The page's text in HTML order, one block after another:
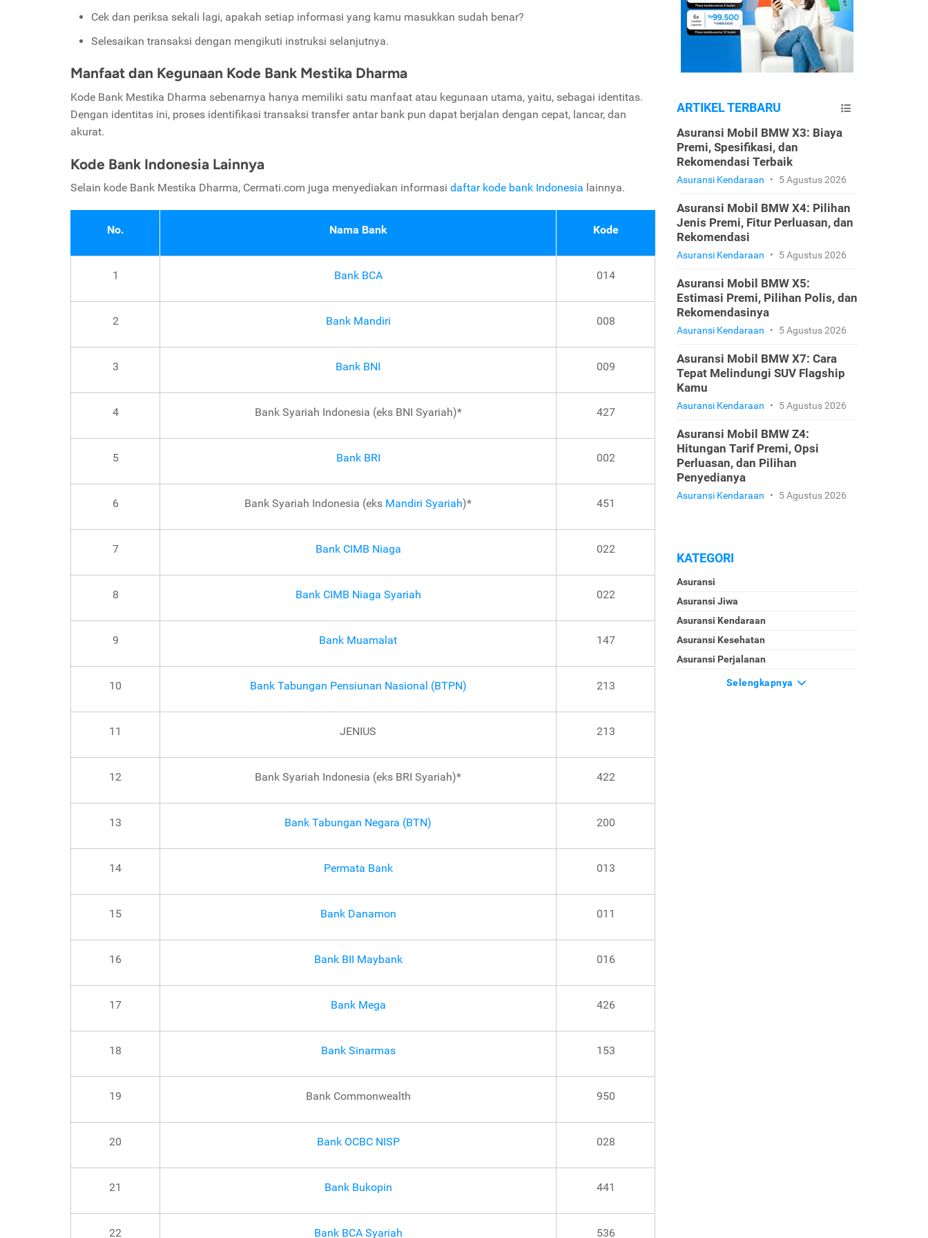
Cek dan periksa sekali lagi, apakah setiap informasi yang kamu masukkan sudah benar?
Selesaikan transaksi dengan mengikuti instruksi selanjutnya.
Manfaat dan Kegunaan Kode Bank Mestika Dharma
Kode Bank Mestika Dharma sebenarnya hanya memiliki satu manfaat atau kegunaan utama, yaitu, sebagai identitas.
Dengan identitas ini, proses identifikasi transaksi transfer antar bank pun dapat berjalan dengan cepat, lancar, dan
akurat.
Kode Bank Indonesia Lainnya
Selain kode Bank Mestika Dharma, Cermati.com juga menyediakan informasi daftar kode bank Indonesia lainnya.
No. Nama Bank Kode
1 Bank BCA 014
2 Bank Mandiri 008
3 Bank BNI 009
4 Bank Syariah Indonesia (eks BNI Syariah)* 427
5 Bank BRI 002
6 Bank Syariah Indonesia (eks Mandiri Syariah)* 451
7 Bank CIMB Niaga 022
8 Bank CIMB Niaga Syariah 022
9 Bank Muamalat 147
10 Bank Tabungan Pensiunan Nasional (BTPN) 213
11 JENIUS 213
12 Bank Syariah Indonesia (eks BRI Syariah)* 422
13 Bank Tabungan Negara (BTN) 200
14 Permata Bank 013
15 Bank Danamon 011
16 Bank BII Maybank 016
17 Bank Mega 426
18 Bank Sinarmas 153
19 Bank Commonwealth 950
20 Bank OCBC NISP 028
21 Bank Bukopin 441
22 Bank BCA Syariah 536
ARTIKEL TERBARU
Asuransi Mobil BMW X3: Biaya
Premi, Spesifikasi, dan
Rekomendasi Terbaik
Asuransi Kendaraan • 5 Agustus 2026
Asuransi Mobil BMW X4: Pilihan
Jenis Premi, Fitur Perluasan, dan
Rekomendasi
Asuransi Kendaraan • 5 Agustus 2026
Asuransi Mobil BMW X5:
Estimasi Premi, Pilihan Polis, dan
Rekomendasinya
Asuransi Kendaraan • 5 Agustus 2026
Asuransi Mobil BMW X7: Cara
Tepat Melindungi SUV Flagship
Kamu
Asuransi Kendaraan • 5 Agustus 2026
Asuransi Mobil BMW Z4:
Hitungan Tarif Premi, Opsi
Perluasan, dan Pilihan
Penyedianya
Asuransi Kendaraan • 5 Agustus 2026
KATEGORI
Asuransi
Asuransi Jiwa
Asuransi Kendaraan
Asuransi Kesehatan
Asuransi Perjalanan
Selengkapnya